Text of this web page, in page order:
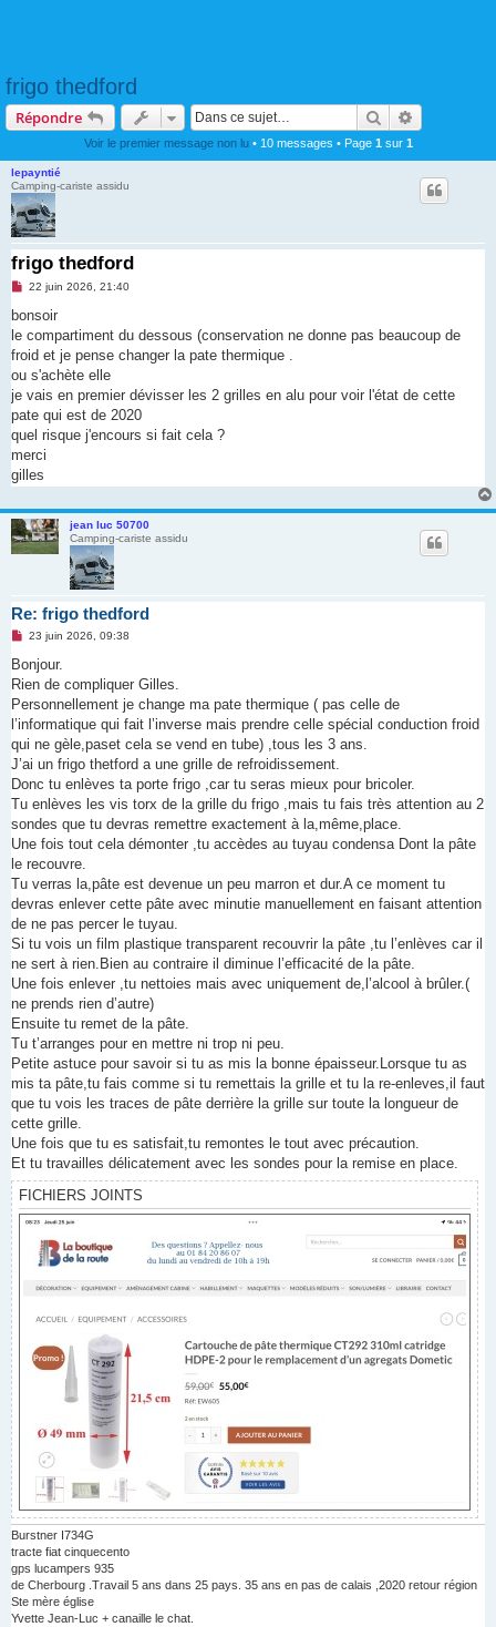
frigo thedford
Répondre Rechercher
Voir le premier message non lu• 10 messages • Page 1sur 1
lepayntié
Camping-cariste assidu
frigo thedford
M
s
a
g
n
o
l
u
22 juin 2026, 21:40
bonsoir
le compartiment du dessous (conservation ne donne pas beaucoup de
froid et je pense changer la pate thermique .
ou s'achète elle
je vais en premier dévisser les 2 grilles en alu pour voir l'état de cette
pate qui est de 2020
quel risque j'encours si fait cela ?
merci
gilles
jean luc 50700
Camping-cariste assidu
Re: frigo thedford
M
s
a
g
n
o
l
u
23 juin 2026, 09:38
Bonjour.
Rien de compliquer Gilles.
Personnellement je change ma pate thermique ( pas celle de
l’informatique qui fait l’inverse mais prendre celle spécial conduction froid
qui ne gèle,paset cela se vend en tube) ,tous les 3 ans.
J’ai un frigo thetford a une grille de refroidissement.
Donc tu enlèves ta porte frigo ,car tu seras mieux pour bricoler.
Tu enlèves les vis torx de la grille du frigo ,mais tu fais très attention au 2
sondes que tu devras remettre exactement à la,même,place.
Une fois tout cela démonter ,tu accèdes au tuyau condensa Dont la pâte
le recouvre.
Tu verras la,pâte est devenue un peu marron et dur.A ce moment tu
devras enlever cette pâte avec minutie manuellement en faisant attention
de ne pas percer le tuyau.
Si tu vois un film plastique transparent recouvrir la pâte ,tu l’enlèves car il
ne sert à rien.Bien au contraire il diminue l’efficacité de la pâte.
Une fois enlever ,tu nettoies mais avec uniquement de,l’alcool à brûler.(
ne prends rien d’autre)
Ensuite tu remet de la pâte.
Tu t’arranges pour en mettre ni trop ni peu.
Petite astuce pour savoir si tu as mis la bonne épaisseur.Lorsque tu as
mis ta pâte,tu fais comme si tu remettais la grille et tu la re-enleves,il faut
que tu vois les traces de pâte derrière la grille sur toute la longueur de
cette grille.
Une fois que tu es satisfait,tu remontes le tout avec précaution.
Et tu travailles délicatement avec les sondes pour la remise en place.
FICHIERS JOINTS
Burstner I734G
tracte fiat cinquecento
gps lucampers 935
de Cherbourg .Travail 5 ans dans 25 pays. 35 ans en pas de calais ,2020 retour région
Ste mère église
Yvette Jean-Luc + canaille le chat.